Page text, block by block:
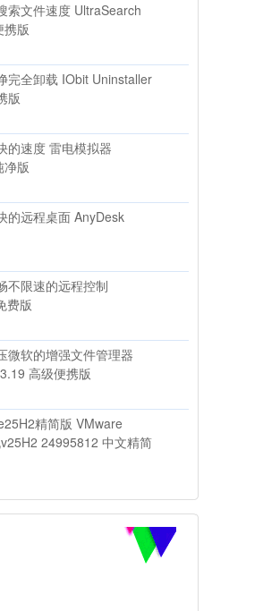
索文件速度 UltraSearch
携版
完全卸载 IObit Uninstaller
版
的速度 雷电模拟器
净版
的远程桌面 AnyDesk
不限速的远程控制
费版
微软的增强文件管理器
高级便携版
精简版 VMware
24995812 中文精简